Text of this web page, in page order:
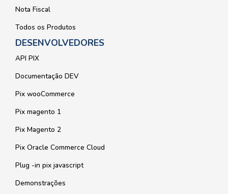
Nota Fiscal
Todos os Produtos
DESENVOLVEDORES
API PIX
Documentação DEV
Pix wooCommerce
Pix magento 1
Pix Magento 2
Pix Oracle Commerce Cloud
Plug -in pix javascript
Demonstrações